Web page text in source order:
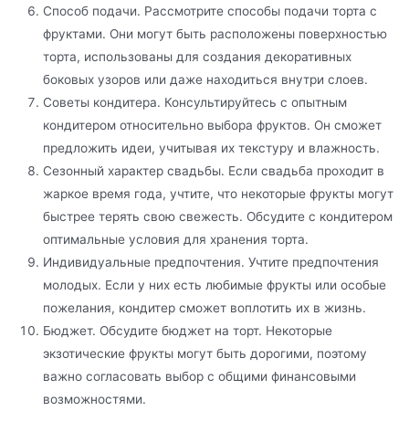
Способ подачи. Рассмотрите способы подачи торта с
фруктами. Они могут быть расположены поверхностью
торта, использованы для создания декоративных
боковых узоров или даже находиться внутри слоев.
Советы кондитера. Консультируйтесь с опытным
кондитером относительно выбора фруктов. Он сможет
предложить идеи, учитывая их текстуру и влажность.
Сезонный характер свадьбы. Если свадьба проходит в
жаркое время года, учтите, что некоторые фрукты могут
быстрее терять свою свежесть. Обсудите с кондитером
оптимальные условия для хранения торта.
Индивидуальные предпочтения. Учтите предпочтения
молодых. Если у них есть любимые фрукты или особые
пожелания, кондитер сможет воплотить их в жизнь.
Бюджет. Обсудите бюджет на торт. Некоторые
экзотические фрукты могут быть дорогими, поэтому
важно согласовать выбор с общими финансовыми
возможностями.